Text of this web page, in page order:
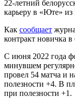
22-летний
карьеру в «Юте»
Как сообщает
контракт новичка
С июня 2022 года
минувшем
провел 54 матча и
полезности +4. В
при полезности +1.